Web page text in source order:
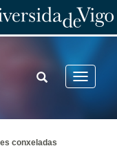
Toggle
TOGGLE
SEARCH
conxeladas